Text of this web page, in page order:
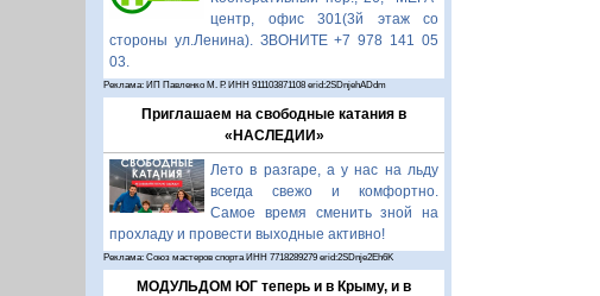
центр, офис 301(3й этаж со
стороны ул.Ленина). ЗВОНИТЕ +7 978 141 05
03.
Реклама: ИП Павленко М. Р. ИНН 911103871108 erid:2SDnjehADdm
Приглашаем на свободные катания в
«НАСЛЕДИИ»
Лето в разгаре, а у нас на льду
всегда свежо и комфортно.
Самое время сменить зной на
прохладу и провести выходные активно!
Реклама: Союз мастеров спорта ИНН 7718289279 erid:2SDnje2Eh6K
МОДУЛЬДОМ ЮГ теперь и в Крыму, и в